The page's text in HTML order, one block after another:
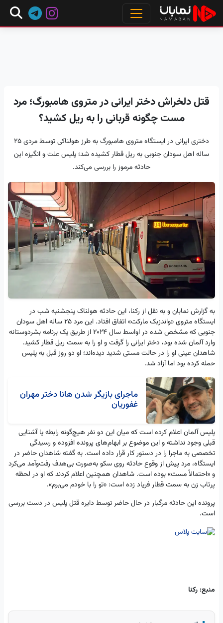
قتل دلخراش دختر ایرانی در متروی هامبورگ؛ مرد
مست چگونه قربانی را به ریل کشید؟
دختری ایرانی در ایستگاه متروی هامبورگ به طرز هولناکی توسط مردی ۲۵
ساله اهل سودان جنوبی به ریل قطار کشیده شد؛ پلیس علت و انگیزه این
حادثه مرموز را بررسی می‌کند.
به گزارش نمابان و به نقل از رکنا، این حادثه هولناک پنجشنبه شب در
ایستگاه متروی «واندزبک مارکت» اتفاق افتاد. این مرد ۲۵ ساله اهل سودان
جنوبی که مشخص شده در اواسط سال ۲۰۲۴ از طریق یک برنامه بشردوستانه
وارد آلمان شده بود، دختر ایرانی را گرفت و او را به سمت ریل قطار کشید.
شاهدان عینی او را در حالت مستی شدید دیده‌اند؛ او دو روز قبل به پلیس
حمله کرده بود اما آزاد شد.
ماجرای بازیگر شدن هانا دختر مهران
غفوریان
پلیس آلمان اعلام کرده است که میان این دو نفر هیچ‌گونه رابطه یا آشنایی
قبلی وجود نداشته و این موضوع بر ابهام‌های پرونده افزوده و رسیدگی
تخصصی به ماجرا را در دستور کار قرار داده است. به گفته شاهدان حاضر در
ایستگاه، مرد پیش از وقوع حادثه روی سکو به‌صورت بی‌هدف رفت‌وآمد می‌کرد
و «احتمالاً مست» بوده است. شاهدان همچنین اعلام کردند که او در لحظه
پرتاب زن به سمت قطار فریاد زده است: «تو را با خودم می‌برم».
پرونده این حادثه مرگبار در حال حاضر توسط دایره قتل پلیس در دست بررسی
است.
منبع: رکنا